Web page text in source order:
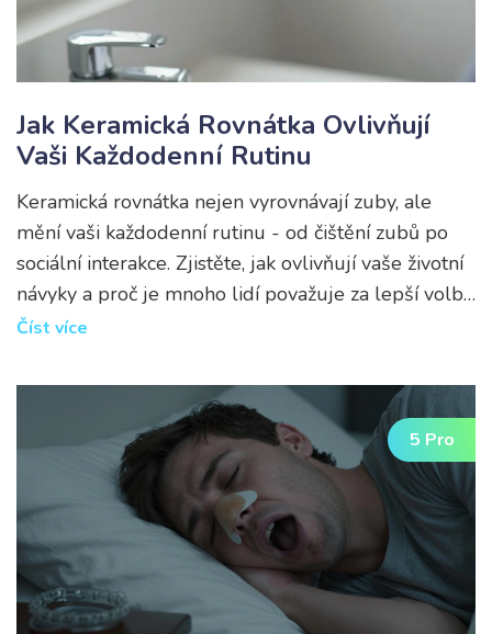
Jak Keramická Rovnátka Ovlivňují
Vaši Každodenní Rutinu
Keramická rovnátka nejen vyrovnávají zuby, ale
mění vaši každodenní rutinu - od čištění zubů po
sociální interakce. Zjistěte, jak ovlivňují vaše životní
návyky a proč je mnoho lidí považuje za lepší volbu
než kovová.
Číst více
5 Pro